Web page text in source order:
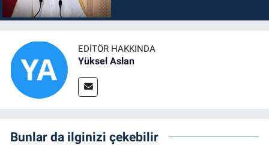
EDITÖR HAKKINDA
Yüksel Aslan
Bunlar da ilginizi çekebilir